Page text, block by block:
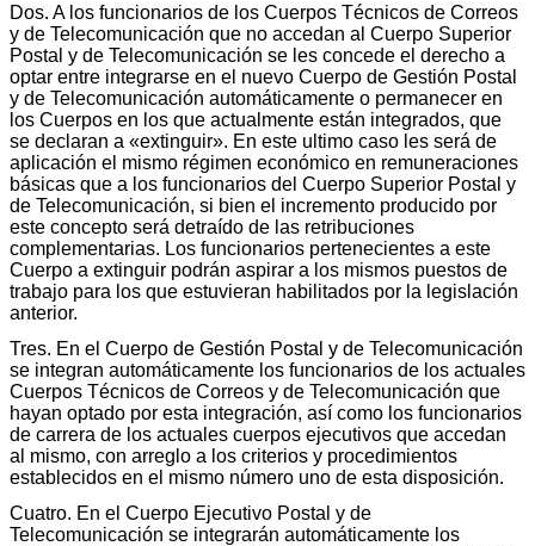
Dos. A los funcionarios de los Cuerpos Técnicos de Correos
y de Telecomunicación que no accedan al Cuerpo Superior
Postal y de Telecomunicación se les concede el derecho a
optar entre integrarse en el nuevo Cuerpo de Gestión Postal
y de Telecomunicación automáticamente o permanecer en
los Cuerpos en los que actualmente están integrados, que
se declaran a «extinguir». En este ultimo caso les será de
aplicación el mismo régimen económico en remuneraciones
básicas que a los funcionarios del Cuerpo Superior Postal y
de Telecomunicación, si bien el incremento producido por
este concepto será detraído de las retribuciones
complementarias. Los funcionarios pertenecientes a este
Cuerpo a extinguir podrán aspirar a los mismos puestos de
trabajo para los que estuvieran habilitados por la legislación
anterior.
Tres. En el Cuerpo de Gestión Postal y de Telecomunicación
se integran automáticamente los funcionarios de los actuales
Cuerpos Técnicos de Correos y de Telecomunicación que
hayan optado por esta integración, así como los funcionarios
de carrera de los actuales cuerpos ejecutivos que accedan
al mismo, con arreglo a los criterios y procedimientos
establecidos en el mismo número uno de esta disposición.
Cuatro. En el Cuerpo Ejecutivo Postal y de
Telecomunicación se integrarán automáticamente los